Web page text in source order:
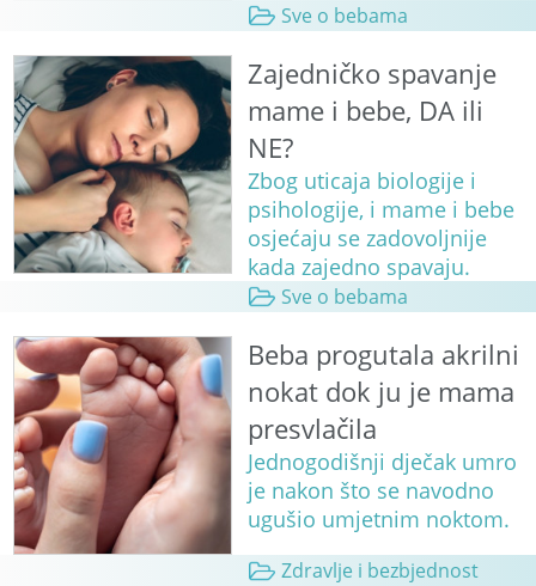
Sve o bebama
Zajedničko spavanje
mame i bebe, DA ili
NE?
Zbog uticaja biologije i
psihologije, i mame i bebe
osjećaju se zadovoljnije
kada zajedno spavaju.
Sve o bebama
Beba progutala akrilni
nokat dok ju je mama
presvlačila
Jednogodišnji dječak umro
je nakon što se navodno
ugušio umjetnim noktom.
Zdravlje i bezbjednost